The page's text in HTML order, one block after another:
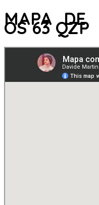
MAPA DE
OS 63 QZP